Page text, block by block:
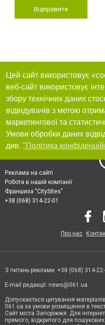
Відправити
Цей сайт використовує
веб-сайт використовує
збору технічних даних
відвідувачів з метою
маркетингової та
Умови обробки даних
див. "Політика
Реклама на сайті
Робота в нашій компанії
Франшиза "CitySites"
+38 (068) 314-22-01
Про нас
З питань реклами: +38 (068) 314-
E-mail редакції: news@061.ua
Допускається цитування
061.ua за умови розміщення в
Сайт міста Запоріжжя. Для
прямого, відкритого для